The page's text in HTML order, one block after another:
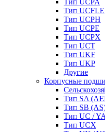
Тип UCPA
Тип UCFLE
Тип UCPH
Тип UCPE
Тип UCPX
Тип UCT
Тип UKF
Тип UKP
Другие
Корпусные
Тип SA
Тип SB
Тип UC /
Тип UCX